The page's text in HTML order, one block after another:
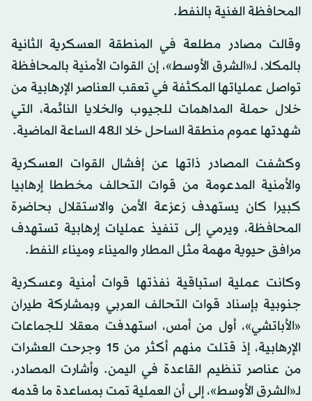
المحافظة الغنية بالنفط.
وقالت مصادر مطلعة في المنطقة العسكرية الثانية
بالمكلا، لـ«الشرق الأوسط»، إن القوات الأمنية بالمحافظة
تواصل عملياتها المكثفة في تعقب العناصر الإرهابية من
خلال حملة المداهمات للجيوب والخلايا النائمة، التي
شهدتها عموم منطقة الساحل خلا الـ48 الساعة الماضية.
وكشفت المصادر ذاتها عن إفشال القوات العسكرية
والأمنية المدعومة من قوات التحالف مخططا إرهابيا
كبيرا كان يستهدف زعزعة الأمن والاستقلال بحاضرة
المحافظة، ويرمي إلى تنفيذ عمليات إرهابية تستهدف
مرافق حيوية مهمة مثل المطار والميناء وميناء النفط.
وكانت عملية استباقية نفذتها قوات أمنية وعسكرية
جنوبية بإسناد قوات التحالف العربي وبمشاركة طيران
«الأباتشي»، أول من أمس، استهدفت معقلا للجماعات
الإرهابية، إذ قتلت منهم أكثر من 15 وجرحت العشرات
من عناصر تنظيم القاعدة في اليمن. وأشارت المصادر،
لـ«الشرق الأوسط»، إلى أن العملية تمت بمساعدة ما قدمه